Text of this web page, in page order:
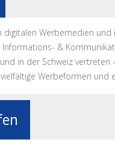
digitalen Werbemedien
&
in der Schweiz
Werbeformen und